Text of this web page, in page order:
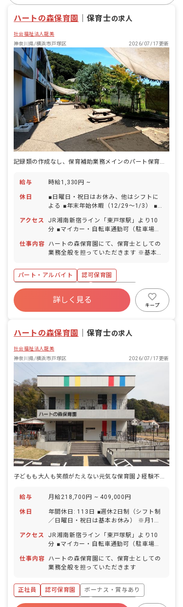
ハートの森保育園 保育士の求人
社会福祉法人龍美
神奈川県/横浜市戸塚区
2026/07/17更新
記録類の作成なし、保育補助業務メインのパート保育士を募集！経験不問
給与 時給1,330円 ~
休日
■日曜日・祝日はお休み、他はシフトに
よる ■年末年始休暇（12/29～1/3） ■
日単位での取得可能／有給休暇を使って
5日以上の連休も取得可能） ■慶弔休暇
■出産前後・育児休暇（取得率100％・
復帰率100%） ■介護休暇・看護休暇
アクセス
JR湘南新宿ライン「東戸塚駅」より10
分 ■マイカー・自転車通勤可（駐車場は
仕事内容
ハートの森保育園にて、保育士としての
業務全般を担っていただきます ※基本的
具体的な仕事内容 ・保育補助 ・個別日
誌 ・ 配膳 ・連絡帳 など
パート・アルバイト
認可保育園
寮・住宅・家賃補助あり
社会保険完備
福利厚生充実
退職金制度
詳しく見る
キープ
ハートの森保育園 保育士の求人
社会福祉法人龍美
神奈川県/横浜市戸塚区
2026/07/17更新
給与 月給218,700円 ~ 409,000円
休日
年間休日: 113日 ■週休2日制（シフト制
／日曜日・祝日は基本お休み） ※月1・
日取得 ■年末年始休暇（12/29～1/3）
■特別休暇（夏季3日） ■有給休暇（取得
率100％超／1時間・半日単位での取得
可能／有給休暇を使って5日以上の連休
介護休暇・看護休暇
アクセス
JR湘南新宿ライン「東戸塚駅」より10
分 ■マイカー・自転車通勤可（駐車場は
仕事内容
ハートの森保育園にて、保育士としての
業務全般を担っていただきます
正社員 認可保育園
ボーナス・賞与あり
寮・住宅・家賃補助あり
社会保険完備